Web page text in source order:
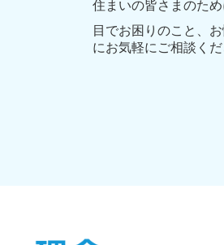
住まいの皆さまのた
目でお困りのこと、
にお気軽にご相談くだ